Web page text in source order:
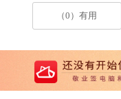
（0）有用